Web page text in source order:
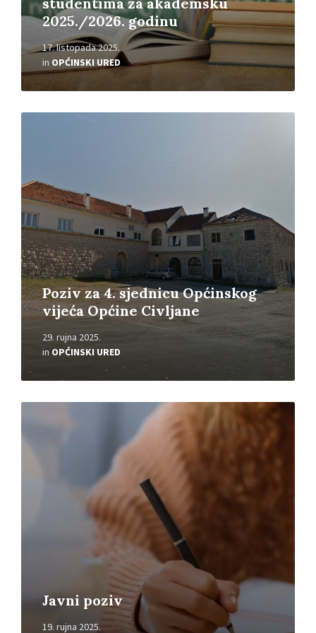
2025./2026. godinu
17. listopada 2025.
in OPĆINSKI URED
Poziv za 4. sjednicu Općinskog
vijeća Općine Civljane
29. rujna 2025.
in OPĆINSKI URED
Read
Javni poziv
19. rujna 2025.
Read